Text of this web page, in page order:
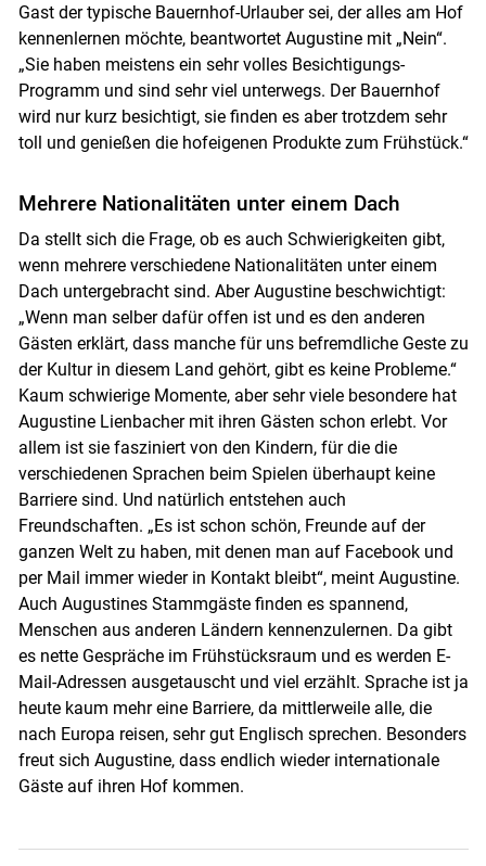
Gast der typische Bauernhof-Urlauber sei, der alles am Hof
kennenlernen möchte, beantwortet Augustine mit „Nein“.
„Sie haben meistens ein sehr volles Besichtigungs-
Programm und sind sehr viel unterwegs. Der Bauernhof
wird nur kurz besichtigt, sie finden es aber trotzdem sehr
toll und genießen die hofeigenen Produkte zum Frühstück.“
Mehrere Nationalitäten unter einem Dach
Da stellt sich die Frage, ob es auch Schwierigkeiten gibt,
wenn mehrere verschiedene Nationalitäten unter einem
Dach untergebracht sind. Aber Augustine beschwichtigt:
„Wenn man selber dafür offen ist und es den anderen
Gästen erklärt, dass manche für uns befremdliche Geste zu
der Kultur in diesem Land gehört, gibt es keine Probleme.“
Kaum schwierige Momente, aber sehr viele besondere hat
Augustine Lienbacher mit ihren Gästen schon erlebt. Vor
allem ist sie fasziniert von den Kindern, für die die
verschiedenen Sprachen beim Spielen überhaupt keine
Barriere sind. Und natürlich entstehen auch
Freundschaften. „Es ist schon schön, Freunde auf der
ganzen Welt zu haben, mit denen man auf Facebook und
per Mail immer wieder in Kontakt bleibt“, meint Augustine.
Auch Augustines Stammgäste finden es spannend,
Menschen aus anderen Ländern kennenzulernen. Da gibt
es nette Gespräche im Frühstücksraum und es werden E-
Mail-Adressen ausgetauscht und viel erzählt. Sprache ist ja
heute kaum mehr eine Barriere, da mittlerweile alle, die
nach Europa reisen, sehr gut Englisch sprechen. Besonders
freut sich Augustine, dass endlich wieder internationale
Gäste auf ihren Hof kommen.